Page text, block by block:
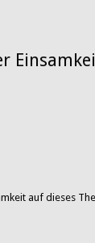
auf dieses